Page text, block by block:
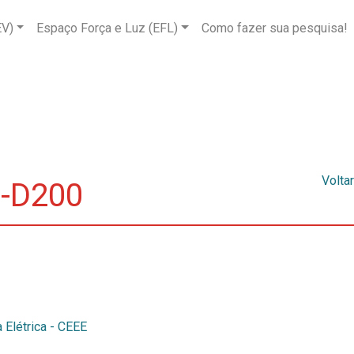
Espaço Força e Luz (EFL) Como fazer sua pesquisa!
Voltar
- CEEE